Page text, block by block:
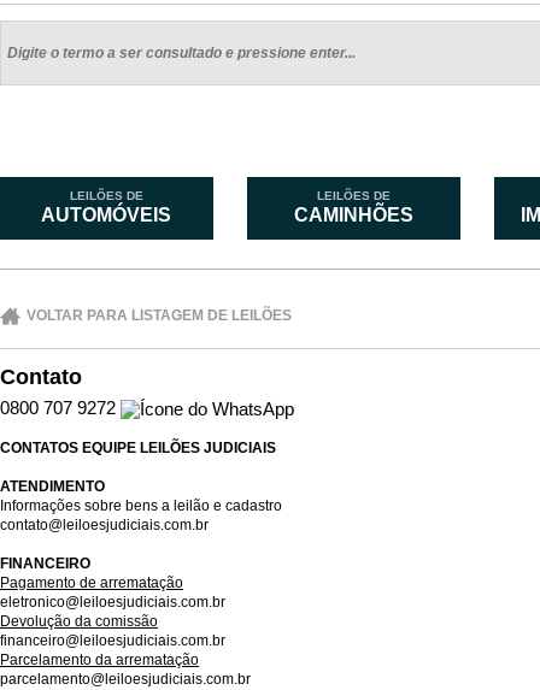
LEILÕES DE
AUTOMÓVEIS
LEILÕES DE
CAMINHÕES
VOLTAR PARA LISTAGEM DE LEILÕES
Contato
0800 707 9272
CONTATOS EQUIPE LEILÕES JUDICIAIS
ATENDIMENTO
Informações sobre bens a leilão e cadastro
contato@leiloesjudiciais.com.br
FINANCEIRO
Pagamento de arrematação
eletronico@leiloesjudiciais.com.br
Devolução da comissão
financeiro@leiloesjudiciais.com.br
Parcelamento da arrematação
parcelamento@leiloesjudiciais.com.br